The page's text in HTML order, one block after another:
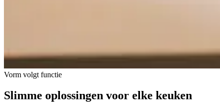
Vorm volgt functie
Slimme oplossingen voor elke keuken